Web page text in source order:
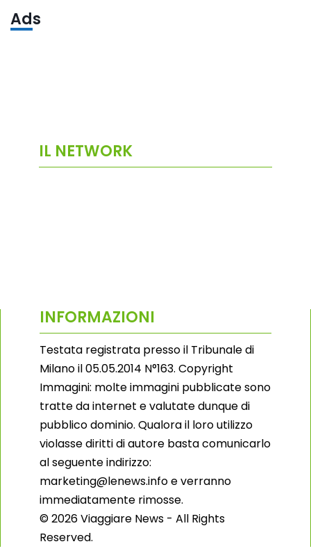
Ads
IL NETWORK
INFORMAZIONI
Testata registrata presso il Tribunale di
Milano il 05.05.2014 N°163. Copyright
Immagini: molte immagini pubblicate sono
tratte da internet e valutate dunque di
pubblico dominio. Qualora il loro utilizzo
violasse diritti di autore basta comunicarlo
al seguente indirizzo:
marketing@lenews.info e verranno
immediatamente rimosse.
© 2026 Viaggiare News - All Rights
Reserved.